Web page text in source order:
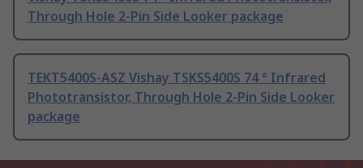
Through Hole 2-Pin Side Looker package
TEKT5400S-ASZ Vishay TSKS5400S 74 ° Infrared
Phototransistor, Through Hole 2-Pin Side Looker
package